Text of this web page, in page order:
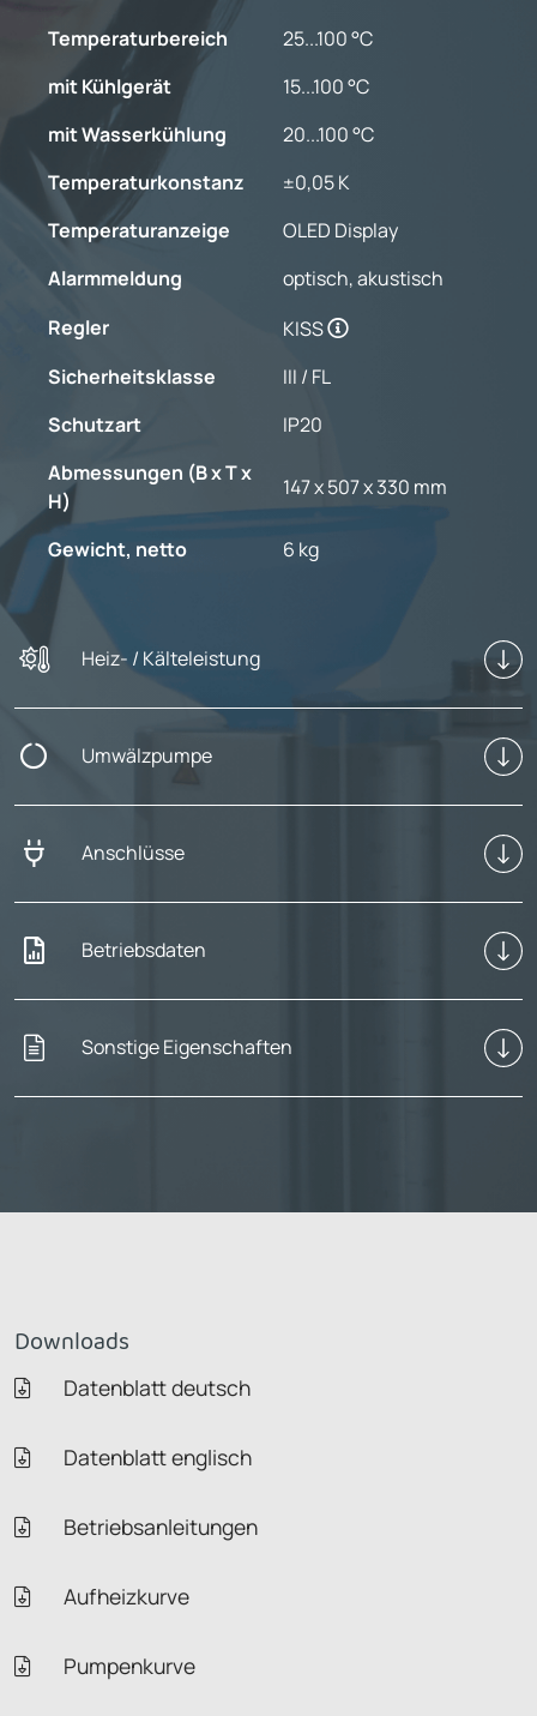
Temperaturbereich
25...100 °C
mit Kühlgerät
15...100 °C
mit Wasserkühlung
20...100 °C
Temperaturkonstanz
±0,05 K
Temperaturanzeige
OLED Display
Alarmmeldung
optisch, akustisch
Regler
KISS
Sicherheitsklasse
III / FL
Schutzart
IP20
Abmessungen (B x T x
H)
147 x 507 x 330 mm
Gewicht, netto 6 kg
Heiz- / Kälteleistung
Umwälzpumpe
Anschlüsse
Betriebsdaten
Sonstige Eigenschaften
Downloads
Datenblatt deutsch
Datenblatt englisch
Betriebsanleitungen
Aufheizkurve
Pumpenkurve